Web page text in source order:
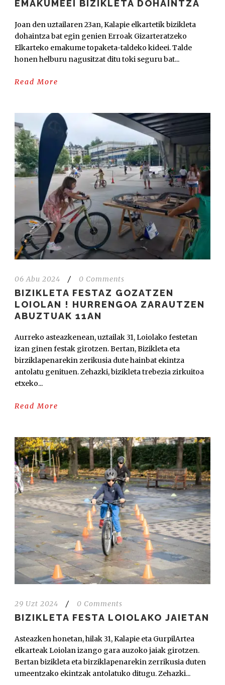
EMAKUMEEI BIZIKLETA DOHAINTZA
Joan den uztailaren 23an, Kalapie elkartetik bizikleta
dohaintza bat egin genien Erroak Gizarteratzeko
Elkarteko emakume topaketa-taldeko kideei. Talde
honen helburu nagusitzat ditu toki seguru bat...
Read More
06 Abu 2024 / 0 Comments
BIZIKLETA FESTAZ GOZATZEN
LOIOLAN ! HURRENGOA ZARAUTZEN
ABUZTUAK 11AN
Aurreko asteazkenean, uztailak 31, Loiolako festetan
izan ginen festak girotzen. Bertan, Bizikleta eta
birziklapenarekin zerikusia dute hainbat ekintza
antolatu genituen. Zehazki, bizikleta trebezia zirkuitoa
etxeko...
Read More
29 Uzt 2024 / 0 Comments
BIZIKLETA FESTA LOIOLAKO JAIETAN
Asteazken honetan, hilak 31, Kalapie eta GurpilArtea
elkarteak Loiolan izango gara auzoko jaiak girotzen.
Bertan bizikleta eta birziklapenarekin zerrikusia duten
umeentzako ekintzak antolatuko ditugu. Zehazki...